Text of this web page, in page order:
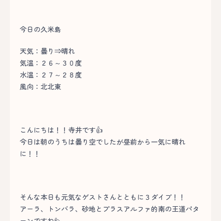
今日の久米島
天気：曇り⇒晴れ
気温：２６～３０度
水温：２７～２８度
風向：北北東
こんにちは！！寺井です👍
今日は朝のうちは曇り空でしたが昼前から一気に晴れ
に！！
そんな本日も元気なゲストさんとともに３ダイブ！！
アーラ、トンバラ、砂地とプラスアルファ的南の王道パタ